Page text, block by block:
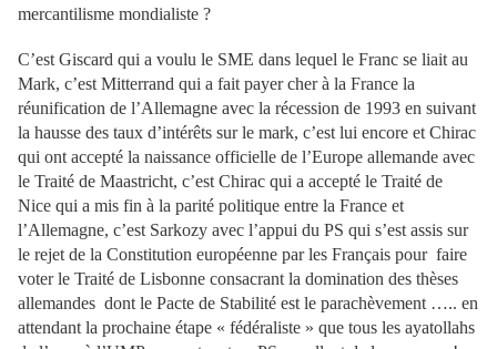
mercantilisme mondialiste ?
C’est Giscard qui a voulu le SME dans lequel le Franc se liait au
Mark, c’est Mitterrand qui a fait payer cher à la France la
réunification de l’Allemagne avec la récession de 1993 en suivant
la hausse des taux d’intérêts sur le mark, c’est lui encore et Chirac
qui ont accepté la naissance officielle de l’Europe allemande avec
le Traité de Maastricht, c’est Chirac qui a accepté le Traité de
Nice qui a mis fin à la parité politique entre la France et
l’Allemagne, c’est Sarkozy avec l’appui du PS qui s’est assis sur
le rejet de la Constitution européenne par les Français pour faire
voter le Traité de Lisbonne consacrant la domination des thèses
allemandes dont le Pacte de Stabilité est le parachèvement ….. en
attendant la prochaine étape « fédéraliste » que tous les ayatollahs